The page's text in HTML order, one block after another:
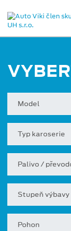
Model
Typ karoserie
Palivo /
Stupeň výbavy
Pohon